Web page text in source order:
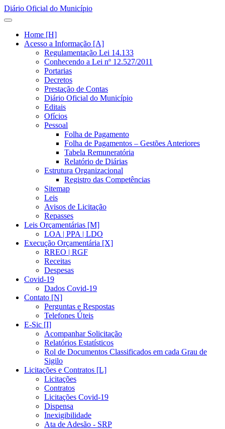
Diário Oficial do Município
Home [H]
Acesso a Informação [A]
Regulamentação Lei 14.133
Conhecendo a Lei nº 12.527/2011
Portarias
Decretos
Prestação de Contas
Diário Oficial do Município
Editais
Ofícios
Pessoal
Folha de Pagamento
Folha de Pagamentos – Gestões Anteriores
Tabela Remuneratória
Relatório de Diárias
Estrutura Organizacional
Registro das Competências
Sitemap
Leis
Avisos de Licitação
Repasses
Leis Orçamentárias [M]
LOA | PPA | LDO
Execução Orçamentária [X]
RREO | RGF
Receitas
Despesas
Covid-19
Dados Covid-19
Contato [N]
Perguntas e Respostas
Telefones Úteis
E-Sic [I]
Acompanhar Solicitação
Relatórios Estatísticos
Rol de Documentos Classificados em cada Grau de
Sigilo
Licitações e Contratos [L]
Licitações
Contratos
Licitações Covid-19
Dispensa
Inexigibilidade
Ata de Adesão - SRP